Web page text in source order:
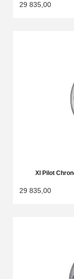
29 835,00
Xl Pilot
29 835,00